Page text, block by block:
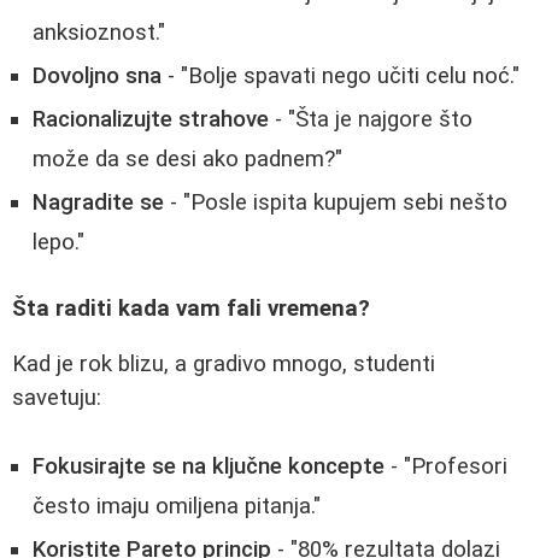
anksioznost."
Dovoljno sna - "Bolje spavati nego učiti celu noć."
Racionalizujte strahove - "Šta je najgore što
može da se desi ako padnem?"
Nagradite se - "Posle ispita kupujem sebi nešto
lepo."
Šta raditi kada vam fali vremena?
Kad je rok blizu, a gradivo mnogo, studenti
savetuju:
Fokusirajte se na ključne koncepte - "Profesori
često imaju omiljena pitanja."
Koristite Pareto princip - "80% rezultata dolazi